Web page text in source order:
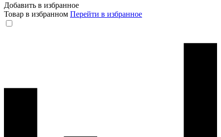
Добавить в избранное
Товар в избранном Перейти в избранное